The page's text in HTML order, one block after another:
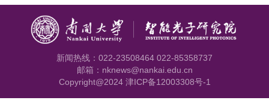
新闻热线：022-23508464 022-85358737
邮箱：nknews@nankai.edu.cn
Copyright@2024 津ICP备12003308号-1